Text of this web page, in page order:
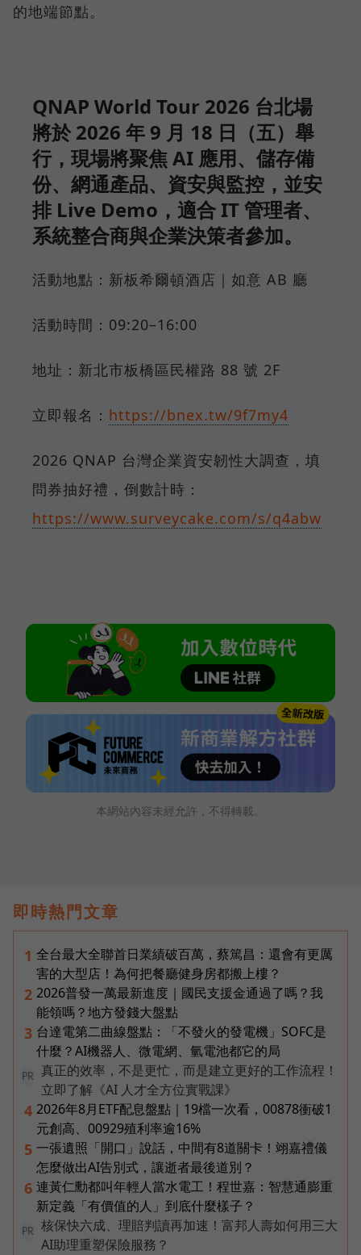
的地端節點。
QNAP World Tour 2026 台北場
將於 2026 年 9 月 18 日（五）舉
行，現場將聚焦 AI 應用、儲存備
份、網通產品、資安與監控，並安
排 Live Demo，適合 IT 管理者、
系統整合商與企業決策者參加。
活動地點：新板希爾頓酒店｜如意 AB 廳
活動時間：09:20–16:00
地址：新北市板橋區民權路 88 號 2F
立即報名： https://bnex.tw/9f7my4
2026 QNAP 台灣企業資安韌性大調查，填
問券抽好禮，倒數計時：
https://www.surveycake.com/s/q4abw
本網站內容未經允許，不得轉載。
即時熱門文章
1 全台最大全聯首日業績破百萬，蔡篤昌：還會有更厲
害的大型店！為何把餐廳健身房都搬上樓？
2 2026普發一萬最新進度｜國民支援金通過了嗎？我
能領嗎？地方發錢大盤點
3 台達電第二曲線盤點：「不發火的發電機」SOFC是
什麼？AI機器人、微電網、氫電池都它的局
PR
真正的效率，不是更忙，而是建立更好的工作流程！
立即了解《AI 人才全方位實戰課》
4 2026年8月ETF配息盤點｜19檔一次看，00878衝破1
元創高、00929殖利率逾16%
5 一張遺照「開口」說話，中間有8道關卡！翊嘉禮儀
怎麼做出AI告別式，讓逝者最後道別？
6 連黃仁勳都叫年輕人當水電工！程世嘉：智慧通膨重
新定義「有價值的人」到底什麼樣子？
PR
核保快六成、理賠判讀再加速！富邦人壽如何用三大
AI助理重塑保險服務？